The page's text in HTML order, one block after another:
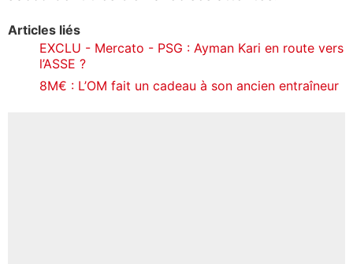
Articles liés
EXCLU - Mercato - PSG : Ayman Kari en route vers
l’ASSE ?
8M€ : L’OM fait un cadeau à son ancien entraîneur